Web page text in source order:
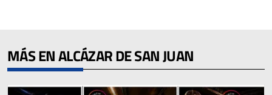
MÁS EN ALCÁZAR DE SAN JUAN